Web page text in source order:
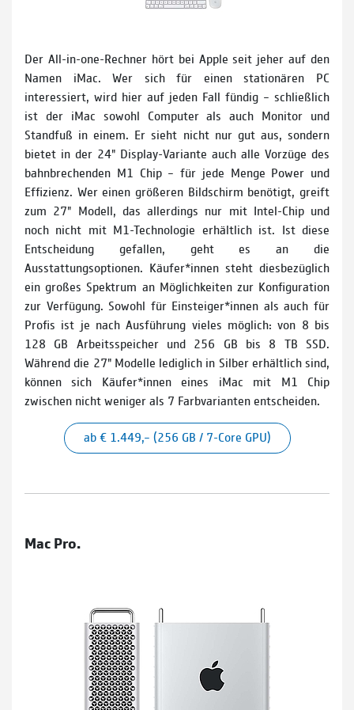
Der All-in-one-Rechner hört bei Apple seit jeher auf den
Namen iMac. Wer sich für einen stationären PC
interessiert, wird hier auf jeden Fall fündig – schließlich
ist der iMac sowohl Computer als auch Monitor und
Standfuß in einem. Er sieht nicht nur gut aus, sondern
bietet in der 24" Display-Variante auch alle Vorzüge des
bahnbrechenden M1 Chip – für jede Menge Power und
Effizienz. Wer einen größeren Bildschirm benötigt, greift
zum 27" Modell, das allerdings nur mit Intel-Chip und
noch nicht mit M1-Technologie erhältlich ist. Ist diese
Entscheidung gefallen, geht es an die
Ausstattungsoptionen. Käufer*innen steht diesbezüglich
ein großes Spektrum an Möglichkeiten zur Konfiguration
zur Verfügung. Sowohl für Einsteiger*innen als auch für
Profis ist je nach Ausführung vieles möglich: von 8 bis
128 GB Arbeitsspeicher und 256 GB bis 8 TB SSD.
Während die 27" Modelle lediglich in Silber erhältlich sind,
können sich Käufer*innen eines iMac mit M1 Chip
zwischen nicht weniger als 7 Farbvarianten entscheiden.
ab € 1.449,– (256 GB / 7-Core GPU)
Mac Pro.